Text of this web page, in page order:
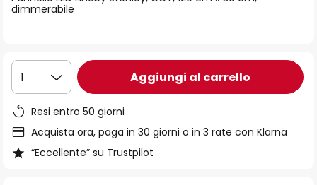
dimmerabile
1 Aggiungi al carrello
Resi entro 50 giorni
Acquista ora, paga in 30 giorni o in 3 rate con Klarna
“Eccellente” su Trustpilot